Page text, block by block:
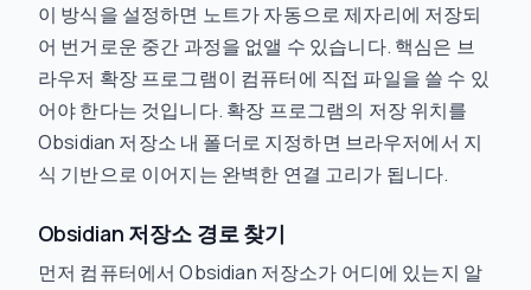
이 방식을 설정하면 노트가 자동으로 제자리에 저장되
어 번거로운 중간 과정을 없앨 수 있습니다. 핵심은 브
라우저 확장 프로그램이 컴퓨터에 직접 파일을 쓸 수 있
어야 한다는 것입니다. 확장 프로그램의 저장 위치를
Obsidian 저장소 내 폴더로 지정하면 브라우저에서 지
식 기반으로 이어지는 완벽한 연결 고리가 됩니다.
Obsidian 저장소 경로 찾기
먼저 컴퓨터에서 Obsidian 저장소가 어디에 있는지 알